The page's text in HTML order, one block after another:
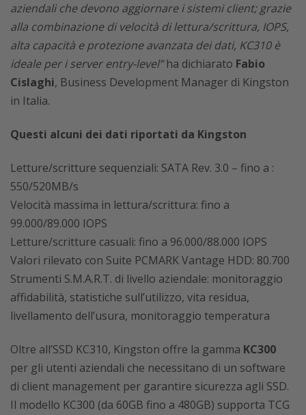
aziendali che devono aggiornare i sistemi client; grazie
alla combinazione di velocità di lettura/scrittura, IOPS,
alta capacità e protezione avanzata dei dati, KC310 è
ideale per i server entry-level”ha dichiarato Fabio
Cislaghi, Business Development Manager di Kingston
in Italia.
Questi alcuni dei dati riportati da Kingston
Letture/scritture sequenziali: SATA Rev. 3.0 – fino a :
550/520MB/s
Velocità massima in lettura/scrittura: fino a
99.000/89.000 IOPS
Letture/scritture casuali: fino a 96.000/88.000 IOPS
Valori rilevato con Suite PCMARK Vantage HDD: 80.700
Strumenti S.M.A.R.T. di livello aziendale: monitoraggio
affidabilità, statistiche sull’utilizzo, vita residua,
livellamento dell’usura, monitoraggio temperatura
Oltre all’SSD KC310, Kingston offre la gamma KC300
per gli utenti aziendali che necessitano di un software
di client management per garantire sicurezza agli SSD.
Il modello KC300 (da 60GB fino a 480GB) supporta TCG